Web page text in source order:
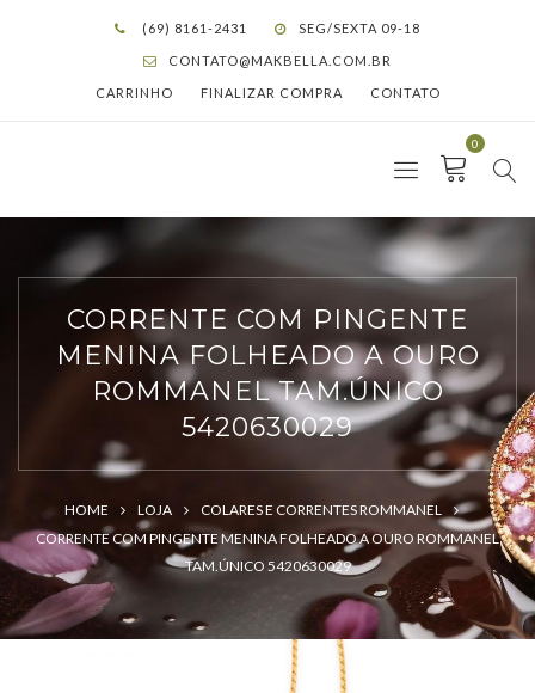
(69) 8161-2431 SEG/SEXTA 09-18
CONTATO@MAKBELLA.COM.BR
CARRINHO FINALIZAR COMPRA CONTATO
0
CORRENTE COM PINGENTE
MENINA FOLHEADO A OURO
ROMMANEL TAM.ÚNICO
5420630029
HOME LOJA
COLARES E CORRENTES ROMMANEL
CORRENTE COM PINGENTE MENINA FOLHEADO A OURO ROMMANEL
TAM.ÚNICO 5420630029